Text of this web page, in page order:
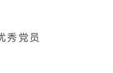
秀党员